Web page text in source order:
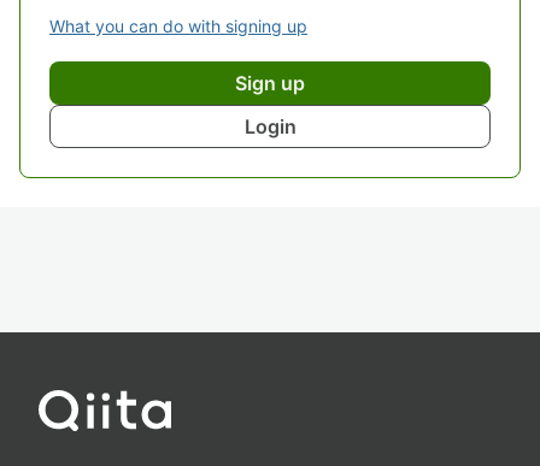
What you can do with signing up
Sign up
Login